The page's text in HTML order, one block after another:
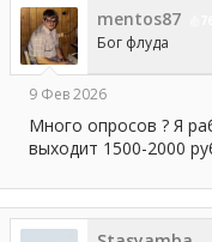
mentos87
Бог флуда
9 Фев 2026
Много опросов ? Я
выходит 1500-2000